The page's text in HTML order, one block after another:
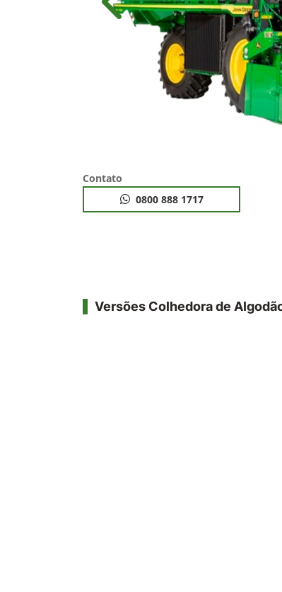
Anterior
Contato
0800 888 1717
Versões Colhedora de